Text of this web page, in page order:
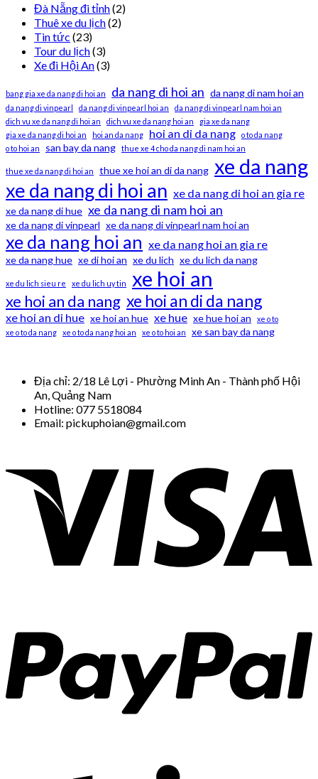
Đà Nẵng đi tỉnh(2)
Thuê xe du lịch(2)
Tin tức (23)
Tour du lịch(3)
Xe đi Hội An(3)
bang gia xe da nang di hoi an da nang di hoi an da nang di nam hoi an
da nang di vinpearl da nang di vinpearl hoi an
da nang di vinpearl nam hoi an
dich vu xe da nang di hoi an
dich vu xe da nang hoi an
gia xe da nang
gia xe da nang di hoi an
hoi an da nang hoi an di da nang
o to da nang
o to hoi an
san bay da nang thue xe 4 cho da nang di nam hoi an
thue xe da nang di hoi an thue xe hoi an di da nang xe da nang
xe da nang di hoi an xe da nang di hoi an gia re
xe da nang di hue xe da nang di nam hoi an
xe da nang di vinpearl xe da nang di vinpearl nam hoi an
xe da nang hoi an xe da nang hoi an gia re
xe da nang hue xe di hoi an xe du lich xe du lich da nang
xe du lich sieu re xe du lich uy tin xe hoi an
xe hoi an da nang xe hoi an di da nang
xe hoi an di hue xe hoi an hue xe hue xe hue hoi an
xe o to
xe o to da nang
xe o to da nang hoi an xe o to hoi an xe san bay da nang
Địa chỉ: 2/18 Lê Lợi - Phường Minh An - Thành phố Hội
An, Quảng Nam
Hotline: 077 5518084
Email: pickuphoian@gmail.com